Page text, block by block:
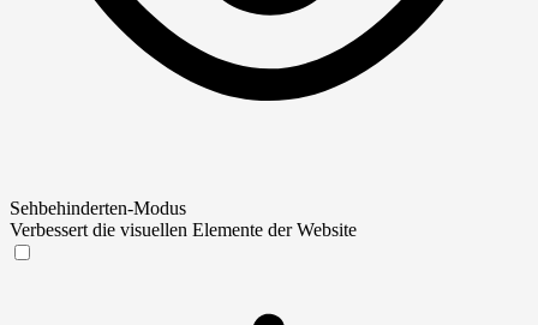
Sehbehinderten-Modus
Verbessert die visuellen Elemente der Website